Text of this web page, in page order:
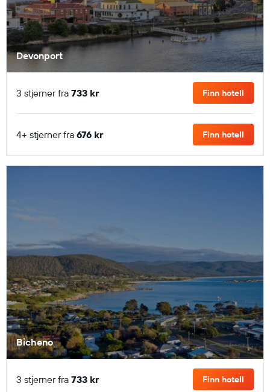
Devonport
3 stjerner fra 733 kr Finn hotell
4+ stjerner fra 676 kr Finn hotell
Bicheno
3 stjerner fra 733 kr Finn hotell